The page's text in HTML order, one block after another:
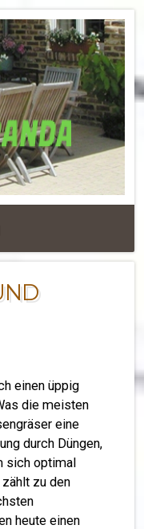
UND
einen üppig
die meisten
eine
durch Düngen,
sich optimal
zu den
heute einen